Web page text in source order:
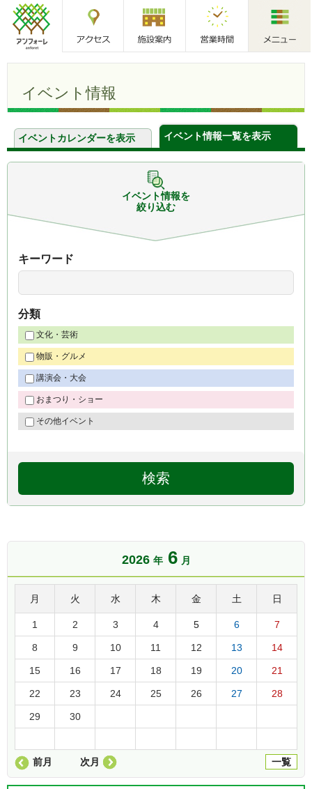
アンフォーレ 施設案内 営業時間
イベント情報
イベントカレンダーを表示 イベント情報一覧を表示
イベント情報を
絞り込む
キーワード
分類
文化・芸術
物販・グルメ
講演会・大会
おまつり・ショー
その他イベント
2026 年 6 月
月 火 水 木 金 土 日
1 2 3 4 5 6 7
8 9 10 11 12 13 14
15 16 17 18 19 20 21
22 23 24 25 26 27 28
29 30
前月 一覧
次月